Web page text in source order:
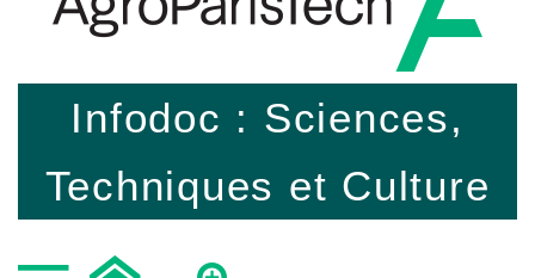
Infodoc : Sciences,
Techniques et Culture